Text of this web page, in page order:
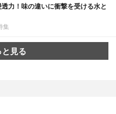
力！味の違いに衝撃を受ける水と
集
と見る